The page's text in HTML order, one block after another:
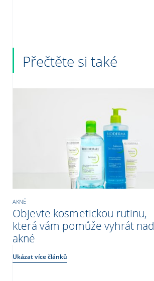
Přečtěte si také
AKNÉ
Objevte kosmetickou rutinu,
která vám pomůže vyhrát nad
akné
Ukázat více článků